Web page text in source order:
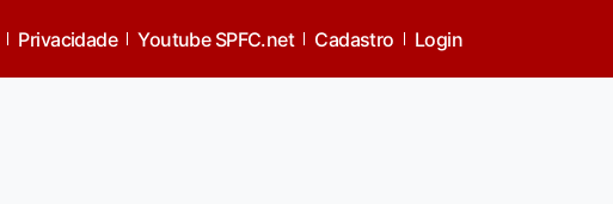
Privacidade Youtube SPFC.net Cadastro Login